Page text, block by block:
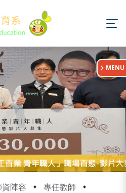
資陣容
專任教師
MENU